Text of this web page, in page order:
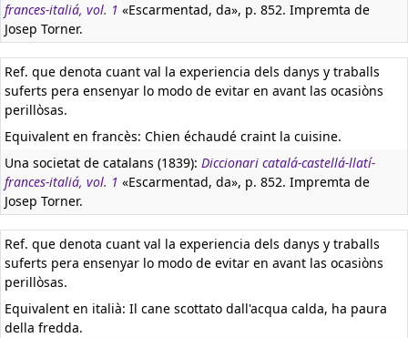
frances-italiá, vol. 1 «Escarmentad, da», p. 852. Impremta de
Josep Torner.
Ref. que denota cuant val la experiencia dels danys y traballs
suferts pera ensenyar lo modo de evitar en avant las ocasiòns
perillòsas.
Equivalent en francès: Chien échaudé craint la cuisine.
Una societat de catalans (1839): Diccionari catalá-castellá-llatí-
frances-italiá, vol. 1 «Escarmentad, da», p. 852. Impremta de
Josep Torner.
Ref. que denota cuant val la experiencia dels danys y traballs
suferts pera ensenyar lo modo de evitar en avant las ocasiòns
perillòsas.
Equivalent en italià: Il cane scottato dall'acqua calda, ha paura
della fredda.